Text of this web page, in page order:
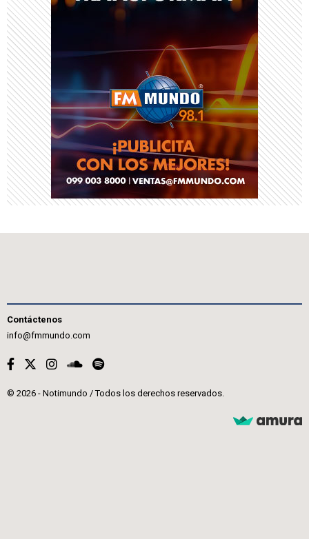
Contáctenos
info@fmmundo.com
© 2026 - Notimundo / Todos los derechos reservados.